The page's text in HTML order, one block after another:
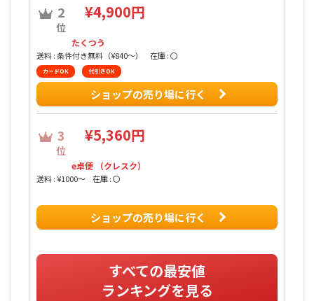
2
位
¥4,900円
たくつう
送料 : 条件付き無料（¥840〜） 在庫 : 〇
カードOK 代引きOK
ショップの売り場に行く
3
位
¥5,360円
e卓便 （クレスク）
送料 : ¥1000〜 在庫 : 〇
ショップの売り場に行く
すべての最安値
ランキングを見る